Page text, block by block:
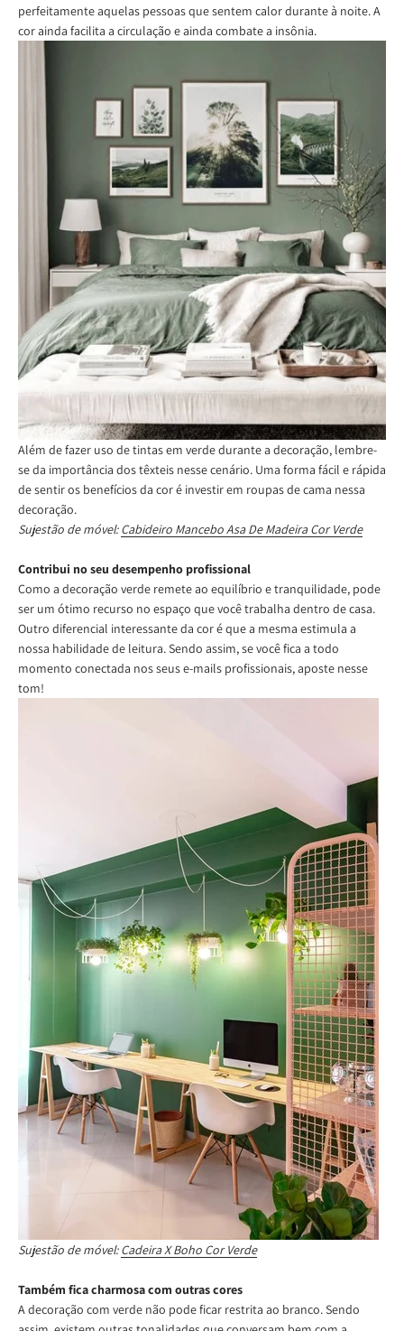
perfeitamente aquelas pessoas que sentem calor durante à noite. A
cor ainda facilita a circulação e ainda combate a insônia.
Além de fazer uso de tintas em verde durante a decoração, lembre-
se da importância dos têxteis nesse cenário. Uma forma fácil e rápida
de sentir os benefícios da cor é investir em roupas de cama nessa
decoração.
Sujestão de móvel:Cabideiro Mancebo Asa De Madeira Cor Verde
Contribui no seu desempenho profissional
Como a decoração verde remete ao equilíbrio e tranquilidade, pode
ser um ótimo recurso no espaço que você trabalha dentro de casa.
Outro diferencial interessante da cor é que a mesma estimula a
nossa habilidade de leitura. Sendo assim, se você fica a todo
momento conectada nos seus e-mails profissionais, aposte nesse
tom!
Sujestão de móvel:Cadeira X Boho Cor Verde
Também fica charmosa com outras cores
A decoração com verde não pode ficar restrita ao branco. Sendo